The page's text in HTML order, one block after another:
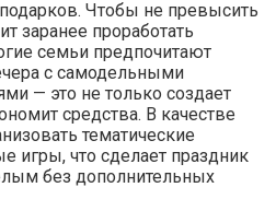
Чтобы не превысить
заранее проработать
семьи предпочитают
с самодельными
— это не только создает
средства. В качестве
тематические
игры, что сделает праздник
без дополнительных